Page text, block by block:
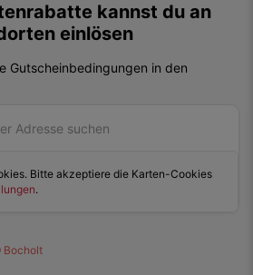
kannst du an
einlösen
Gutscheinbedingungen in den
Bitte akzeptiere die Karten-Cookies
.
Bocholt